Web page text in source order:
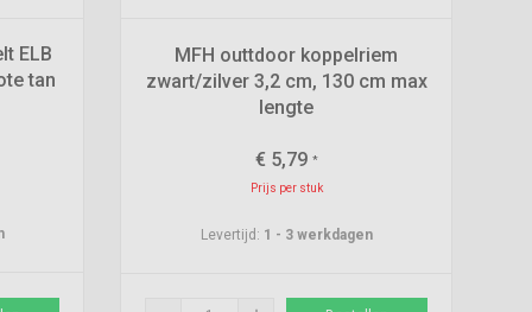
ELB
tan
MFH outtdoor koppelriem
zwart/zilver 3,2 cm, 130 cm max
lengte
€ 5,79 *
Prijs per stuk
Levertijd: 1 - 3 werkdagen